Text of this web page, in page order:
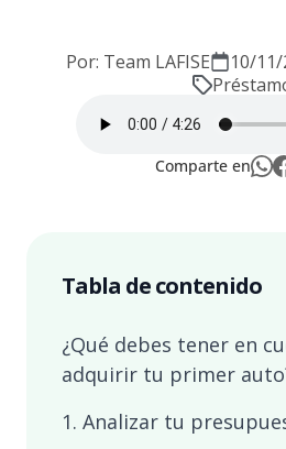
Por: Team LAFISE 10/
Comparte en
Tabla de contenido
¿Qué debes tener en
adquirir tu primer
1. Analizar tu